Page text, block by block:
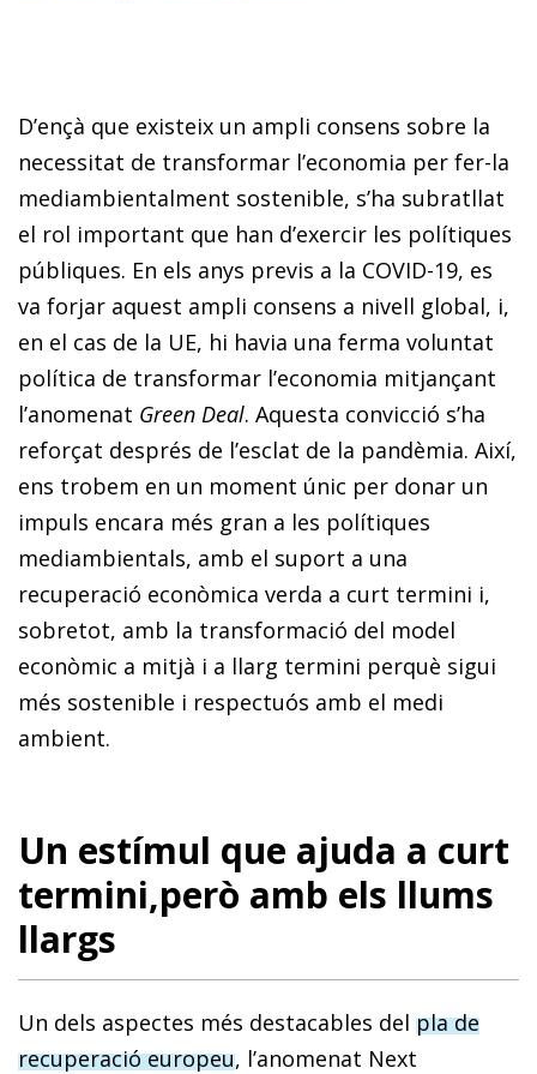
D’ençà que existeix un ampli consens sobre la
necessitat de transformar l’economia per fer-la
mediambientalment sostenible, s’ha subratllat
el rol important que han d’exercir les polítiques
públiques. En els anys previs a la COVID-19, es
va forjar aquest ampli consens a nivell global, i,
en el cas de la UE, hi havia una ferma voluntat
política de transformar l’economia mitjançant
l’anomenat Green Deal. Aquesta convicció s’ha
reforçat després de l’esclat de la pandèmia. Així,
ens trobem en un moment únic per donar un
impuls encara més gran a les polítiques
mediambientals, amb el suport a una
recuperació econòmica verda a curt termini i,
sobretot, amb la transformació del model
econòmic a mitjà i a llarg termini perquè sigui
més sostenible i respectuós amb el medi
ambient.
Un estímul que ajuda a curt
termini,però amb els llums
llargs
Un dels aspectes més destacables del pla de
recuperació europeu, l’anomenat Next